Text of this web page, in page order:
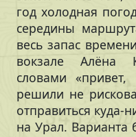
год холодная
середины
весь запас
вокзале Алёна
словами
решили не
отправиться
на Урал.